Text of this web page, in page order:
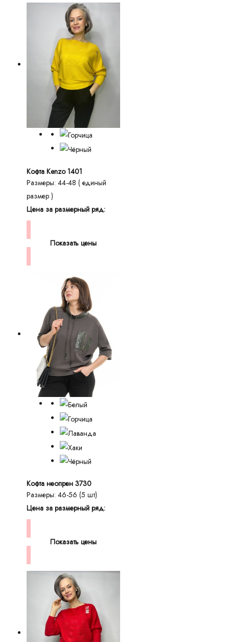
Кофта Kenzo 1401
Размеры: 44-48 ( единый
размер )
Цена за размерный ряд:
Показать цены
Кофта неопрен 3730
Размеры: 46-56 (5 шт)
Цена за размерный ряд:
Показать цены